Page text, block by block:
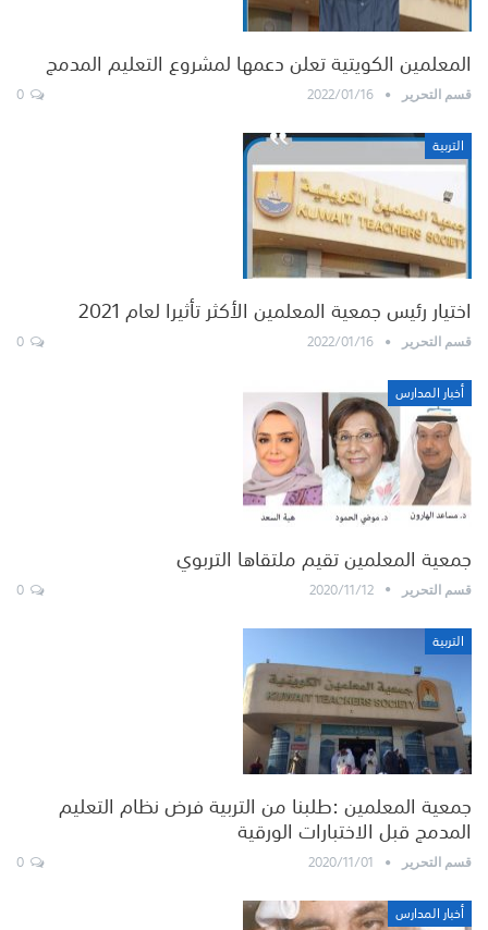
المعلمين الكويتية تعلن دعمها لمشروع التعليم المدمج
قسم التحرير 2022/01/16
التربية
اختيار رئيس جمعية المعلمين الأكثر تأثيرا لعام 2021
قسم التحرير 2022/01/16
أخبار المدارس
جمعية المعلمين تقيم ملتقاها التربوي
قسم التحرير 2020/11/12
التربية
جمعية المعلمين :طلبنا من التربية فرض نظام التعليم
المدمج قبل الاختبارات الورقية
قسم التحرير 2020/11/01
أخبار المدارس